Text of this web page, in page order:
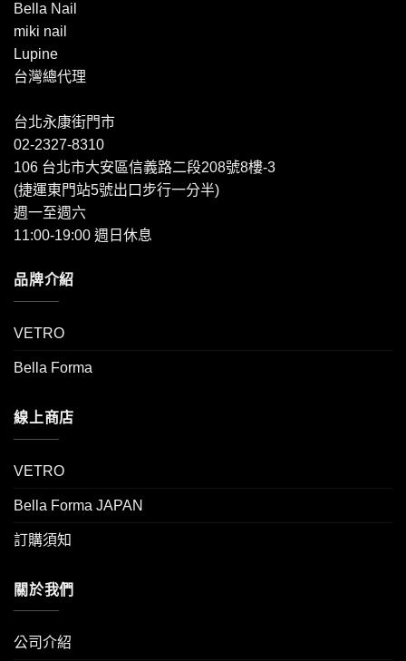
Bella Nail
miki nail
Lupine
台灣總代理
台北永康街門市
02-2327-8310
106 台北市大安區信義路二段208號8樓-3
(捷運東門站5號出口步行一分半)
週一至週六
11:00-19:00 週日休息
品牌介紹
VETRO
Bella Forma
線上商店
VETRO
Bella Forma JAPAN
訂購須知
關於我們
公司介紹